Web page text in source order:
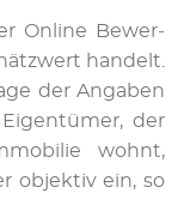
On­li­ne Be­wer­
han­delt.
der An­ga­ben
der
wohnt,
ob­jek­tiv ein, so